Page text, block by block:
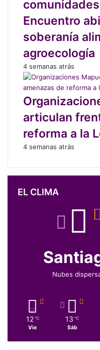
Encuentro
soberanía
agroecología
4 semanas atrás
articulan
reforma a la
4 semanas atrás
EL CLIMA
Nubes
12 ℃
Vie
13 ℃
Sáb